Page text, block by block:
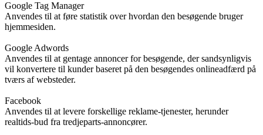
Google Tag Manager
Anvendes til at føre statistik over hvordan den besøgende bruger
hjemmesiden.
Google Adwords
Anvendes til at gentage annoncer for besøgende, der sandsynligvis
vil konvertere til kunder baseret på den besøgendes onlineadfærd på
tværs af websteder.
Facebook
Anvendes til at levere forskellige reklame-tjenester, herunder
realtids-bud fra tredjeparts-annoncører.